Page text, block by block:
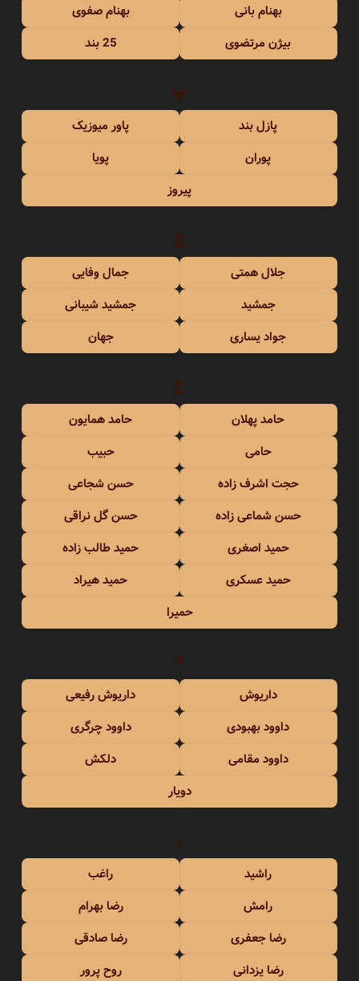
بهنام بانی
بهنام صفوی
بیژن مرتضوی
25 بند
پ
پازل بند
پاور میوزیک
پوران
پویا
پیروز
ج
جلال همتی
جمال وفایی
جمشید
جمشید شیبانی
جواد یساری
جهان
ح
حامد پهلان
حامد همایون
حامی
حبیب
حجت اشرف زاده
حسن شجاعی
حسن شماعی زاده
حسن گل نراقی
حمید اصغری
حمید طالب زاده
حمید عسکری
حمید هیراد
حمیرا
د
داریوش
داریوش رفیعی
داوود بهبودی
داوود چرگری
داوود مقامی
دلکش
دویار
ر
راشید
راغب
رامش
رضا بهرام
رضا جعفری
رضا صادقی
رضا یزدانی
روح پرور